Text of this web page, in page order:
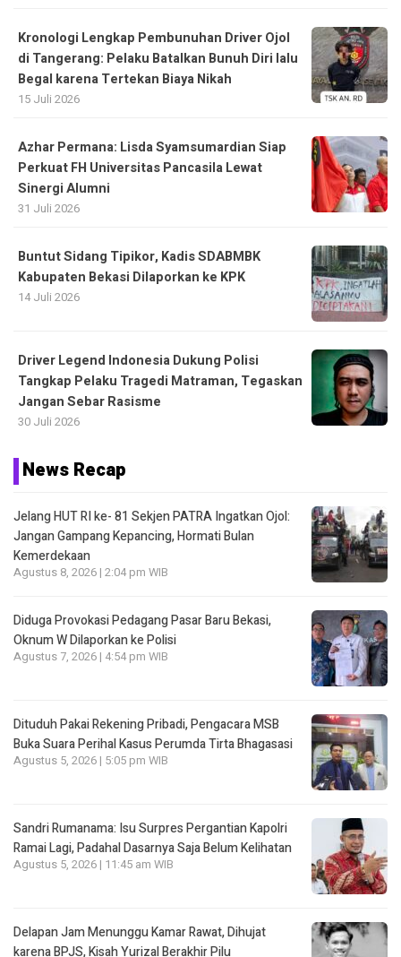
Kronologi Lengkap Pembunuhan Driver Ojol
di Tangerang: Pelaku Batalkan Bunuh Diri lalu
Begal karena Tertekan Biaya Nikah
15 Juli 2026
Azhar Permana: Lisda Syamsumardian Siap
Perkuat FH Universitas Pancasila Lewat
Sinergi Alumni
31 Juli 2026
Buntut Sidang Tipikor, Kadis SDABMBK
Kabupaten Bekasi Dilaporkan ke KPK
14 Juli 2026
Driver Legend Indonesia Dukung Polisi
Tangkap Pelaku Tragedi Matraman, Tegaskan
Jangan Sebar Rasisme
30 Juli 2026
News Recap
Jelang HUT RI ke- 81 Sekjen PATRA Ingatkan Ojol:
Jangan Gampang Kepancing, Hormati Bulan
Kemerdekaan
Agustus 8, 2026 | 2:04 pm WIB
Diduga Provokasi Pedagang Pasar Baru Bekasi,
Oknum W Dilaporkan ke Polisi
Agustus 7, 2026 | 4:54 pm WIB
Dituduh Pakai Rekening Pribadi, Pengacara MSB
Buka Suara Perihal Kasus Perumda Tirta Bhagasasi
Agustus 5, 2026 | 5:05 pm WIB
Sandri Rumanama: Isu Surpres Pergantian Kapolri
Ramai Lagi, Padahal Dasarnya Saja Belum Kelihatan
Agustus 5, 2026 | 11:45 am WIB
Delapan Jam Menunggu Kamar Rawat, Dihujat
karena BPJS, Kisah Yurizal Berakhir Pilu